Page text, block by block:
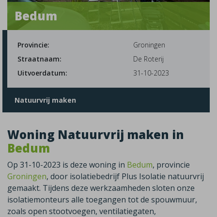
Bedum
Provincie:
Groningen
Straatnaam:
De Roterij
Uitvoerdatum:
31-10-2023
Natuurvrij maken
Woning Natuurvrij maken in
Bedum
Op 31-10-2023 is deze woning in Bedum, provincie
Groningen, door isolatiebedrijf Plus Isolatie natuurvrij
gemaakt. Tijdens deze werkzaamheden sloten onze
isolatiemonteurs alle toegangen tot de spouwmuur,
zoals open stootvoegen, ventilatiegaten,